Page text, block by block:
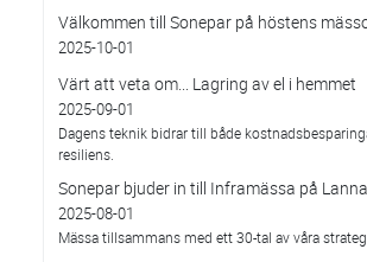
Välkommen till Sonepar på höstens
2025-10-01
Värt att veta om... Lagring av el i hemmet
2025-09-01
Dagens teknik bidrar till både
resiliens.
Sonepar bjuder in till Inframässa på
2025-08-01
Mässa tillsammans med ett 30-tal av våra